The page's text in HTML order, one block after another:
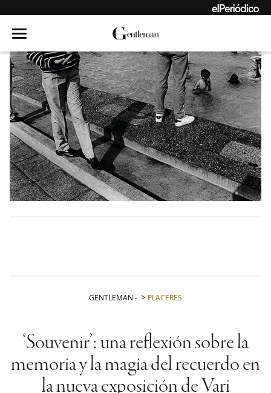
GENTLEMAN - PLACERES
‘Souvenir’: una reflexión sobre la
memoria y la magia del recuerdo en
la nueva exposición de Vari